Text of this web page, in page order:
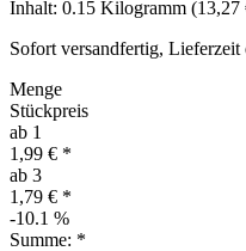
Inhalt: 0.15 Kilogramm (13,27
Sofort versandfertig, Lieferzeit
Menge
Stückpreis
ab 1
1,99 € *
ab 3
1,79 € *
-10.1 %
Summe: *